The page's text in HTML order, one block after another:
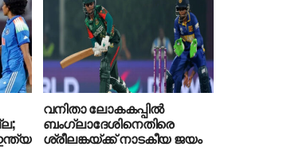
വനിതാ ലോകകപ്പില്‍
ബംഗ്ലാദേശിനെതിരെ
ശ്രീലങ്കയ്ക്ക് നാടകീയ ജയം